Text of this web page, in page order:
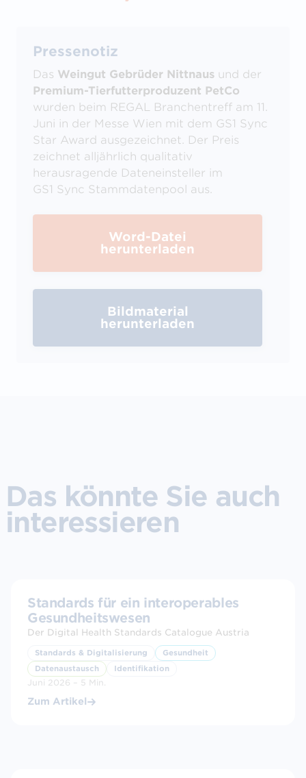
Pressenotiz
Das Weingut Gebrüder Nittnaus und der
Premium-Tierfutterproduzent PetCo
wurden beim REGAL Branchentreff am 11.
Juni in der Messe Wien mit dem GS1 Sync
Star Award ausgezeichnet. Der Preis
zeichnet alljährlich qualitativ
herausragende Dateneinsteller im
GS1 Sync Stammdatenpool aus.
Word-Datei
herunterladen
Bildmaterial
herunterladen
Das könnte Sie auch
interessieren
Standards für ein interoperables
Gesundheitswesen
Der Digital Health Standards Catalogue Austria
Standards & Digitalisierung
Gesundheit
Datenaustausch
Identifikation
Juni 2026 – 5 Min.
Zum Artikel